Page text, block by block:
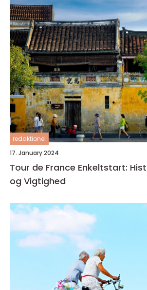
redaktionel
17. January 2024
Tour de France Enkeltstart:
og Vigtighed